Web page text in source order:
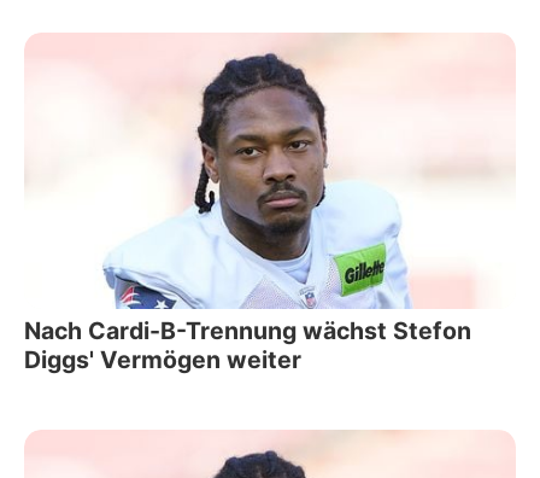
Nach Cardi-B-Trennung wächst Stefon
Diggs' Vermögen weiter